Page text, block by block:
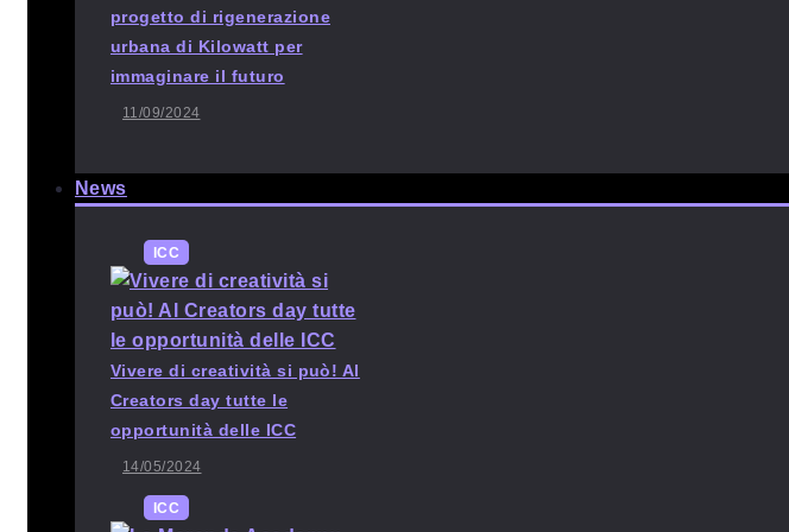
progetto di rigenerazione
urbana di Kilowatt per
immaginare il futuro
11/09/2024
News
ICC
Vivere di creatività si può! Al
Creators day tutte le
opportunità delle ICC
14/05/2024
ICC